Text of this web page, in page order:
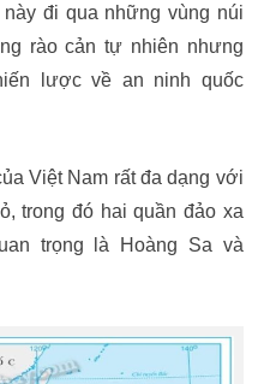
đi qua những vùng núi
rào cản tự nhiên nhưng
lược về an ninh quốc
Việt Nam rất đa dạng với
trong đó hai quần đảo xa
trọng là Hoàng Sa và